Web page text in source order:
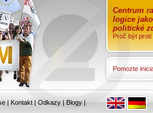
Centrum
logice
politické
Proč být
Pomozte
| Kontakt | Odkazy | Blogy |